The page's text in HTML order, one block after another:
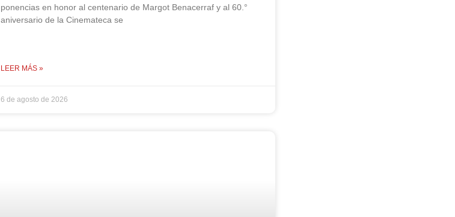
ponencias en honor al centenario de Margot Benacerraf y al 60.°
aniversario de la Cinemateca se
LEER MÁS »
6 de agosto de 2026